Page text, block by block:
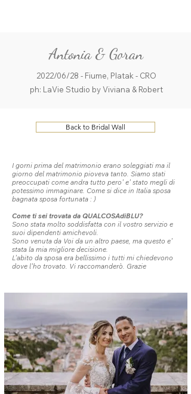
Antonia & Goran
2022/06/28 - Fiume, Platak - CRO
ph: LaVie Studio by Viviana & Robert
Back to Bridal Wall
I gorni prima del matrimonio erano soleggiati ma il
giorno del matrimonio pioveva tanto. Siamo stati
preoccupati come andra tutto pero' e' stato megli di
potessimo immaginare. Come si dice in Italia sposa
bagnata sposa fortunata : )
Come ti sei trovata da QUALCOSAdiBLU?
Sono stata molto soddisfatta con il vostro servizio e
suoi dipendenti amichevoli.
Sono venuta da Voi da un altro paese, ma questo e'
stata la mia migliore decisione.
L'abito da sposa era bellissimo i tutti mi chiedevono
dove l'ho trovato. Vi raccomanderò. Grazie